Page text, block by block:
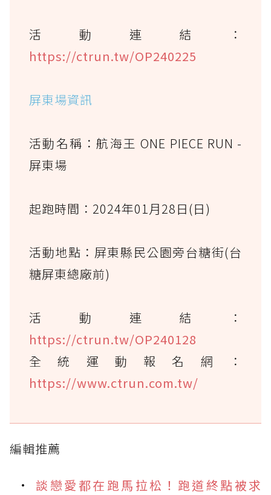
活動連結：
https://ctrun.tw/OP240225
屏東場資訊
活動名稱：航海王 ONE PIECE RUN -
屏東場
起跑時間：2024年01月28日(日)
活動地點：屏東縣民公園旁台糖街(台
糖屏東總廠前)
活動連結：
https://ctrun.tw/OP240128
全統運動報名網：
https://www.ctrun.com.tw/
編輯推薦
談戀愛都在跑馬拉松！跑道終點被求